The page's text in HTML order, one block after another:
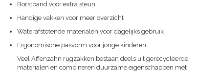
Borstband voor extra steun
Handige vakken voor meer overzicht
Waterafstotende materialen voor dagelijks gebruik
Ergonomische pasvorm voor jonge kinderen
Veel Affenzahn rugzakken bestaan deels uit gerecycleerde
materialen en combineren duurzame eigenschappen met